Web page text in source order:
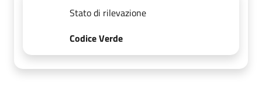
Stato di rilevazione
Codice Verde